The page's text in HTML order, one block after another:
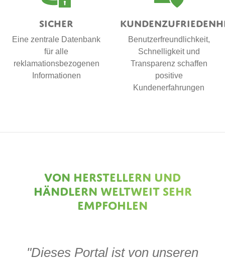
Sicher
Eine zentrale Datenbank
für alle
reklamationsbezogenen
Informationen
Benutzerfreundlichkeit,
Schnelligkeit und
Transparenz schaffen
positive
Kundenerfahrungen
Von Herstellern und
Händlern weltweit sehr
empfohlen
"Dieses Portal ist von unseren